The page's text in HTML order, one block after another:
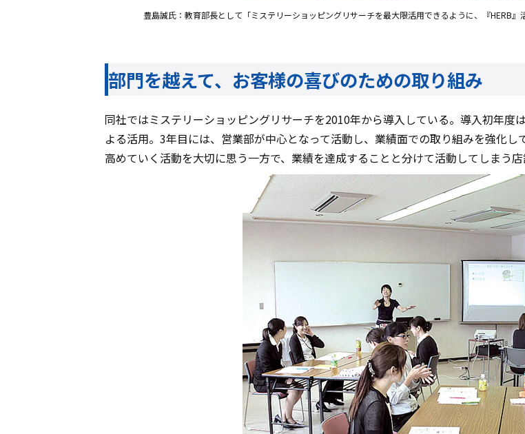
豊島誠氏：教育部長として「ミステリーショッピングリサーチを最大限活用できるように、『HERB
部門を越えて、お客様の喜びのための取り組み
同社ではミステリーショッピングリサーチを2010年から導入している。導入初年
よる活用。3年目には、営業部が中心となって活動し、業績面での取り組みを強化
高めていく活動を大切に思う一方で、業績を達成することと分けて活動してしまう店